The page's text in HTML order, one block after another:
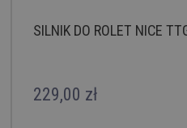
SILNIK DO ROLET NICE
229,00 zł